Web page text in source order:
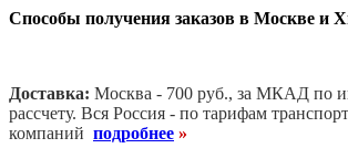
Способы получения заказов в Москве и
Доставка: Москва - 700 руб., за МКАД по
рассчету. Вся Россия - по тарифам
компаний подробнее »